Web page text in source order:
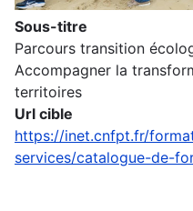
Sous-titre
Parcours transition
Accompagner la
territoires
Url cible
https://inet.cnfpt.fr/
services/catalogue-de-